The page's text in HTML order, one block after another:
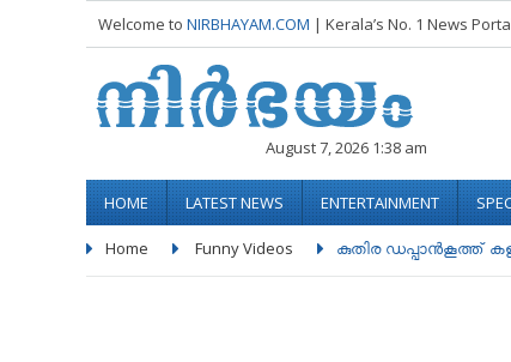
Welcome to NIRBHAYAM.COM | Kerala’s No. 1 News
August 7, 2026 1:38 am
HOME LATEST NEWS ENTERTAINMENT
Home Funny Videos കുതിര ഡപ്പാൻകൂത്ത്‌